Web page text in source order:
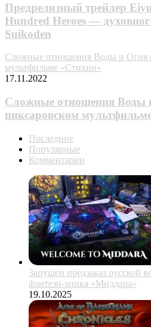
Предрелизный трейлер
Hundred Heroes —
Suikoden
Сложные отношения Воды и Огня
мультфильме «Стихии»
17.11.2022
Сложные отношения Воды
пиксаровском
Последние
Популярные
Комментарии
Запущен предзаказ русской
фэнтези-эпика «Миддара»
19.10.2025